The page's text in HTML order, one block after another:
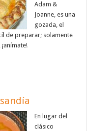
Adam &
Joanne, es una
gozada, el
de preparar; solamente
En lugar del
clásico